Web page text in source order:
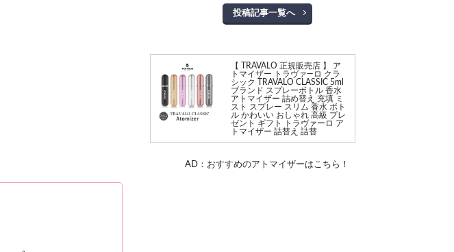
投稿記事一覧へ
【 TRAVALO 正規販売店 】 ア
トマイザー トラヴァ—ロ クラ
シック TRAVALO CLASSIC 5ml
ブランド スプレーボトル 香水
アトマイザー 詰め替え 充填 ミ
スト スプレー スリム 香水 ボト
ル かわいい おしゃれ 高級 プレ
ゼント ギフト トラヴァーロ ア
トマイザー 詰替え 詰替
AD：おすすめのアトマイザーはこちら！